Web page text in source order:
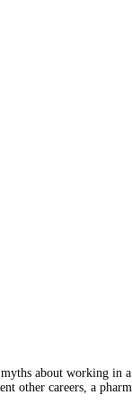
about working in
other careers, a